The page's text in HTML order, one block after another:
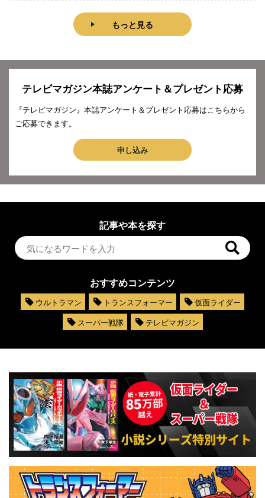
もっと見る
テレビマガジン本誌アンケート＆プレゼント応募
『テレビマガジン』本誌アンケート＆プレゼント応募はこちらから
ご応募できます。
申し込み
記事や本を探す
おすすめコンテンツ
ウルトラマン トランスフォーマー
仮面ライダー
スーパー戦隊
テレビマガジン